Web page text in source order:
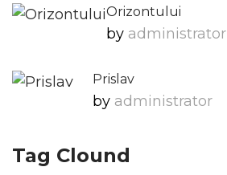
Orizontului
by Administrator
Prislav
by Administrator
Tag Clound